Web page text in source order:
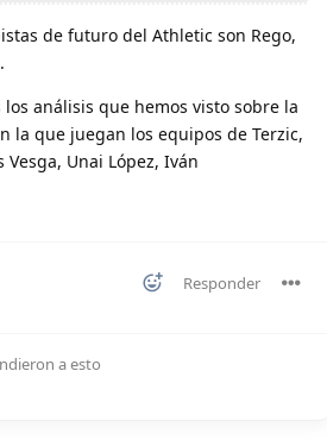
de futuro del Athletic son Rego,
análisis que hemos visto sobre la
la que juegan los equipos de Terzic,
Unai López, Iván
Responder
a esto